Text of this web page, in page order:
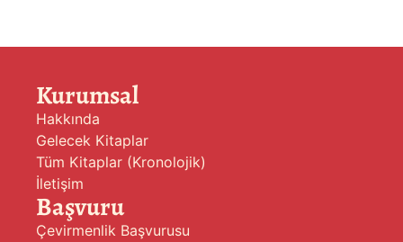
Kurumsal
Hakkında
Gelecek Kitaplar
Tüm Kitaplar (Kronolojik)
İletişim
Başvuru
Çevirmenlik Başvurusu